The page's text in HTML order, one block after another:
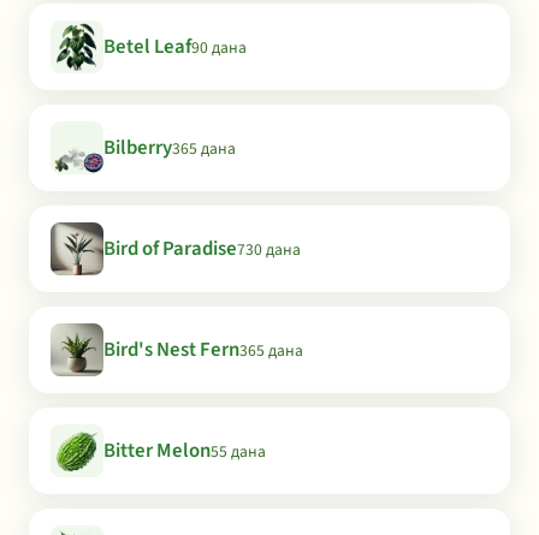
Betel Leaf90 дана
Bilberry365 дана
Bird of Paradise730 дана
Bird's Nest Fern365 дана
Bitter Melon55 дана